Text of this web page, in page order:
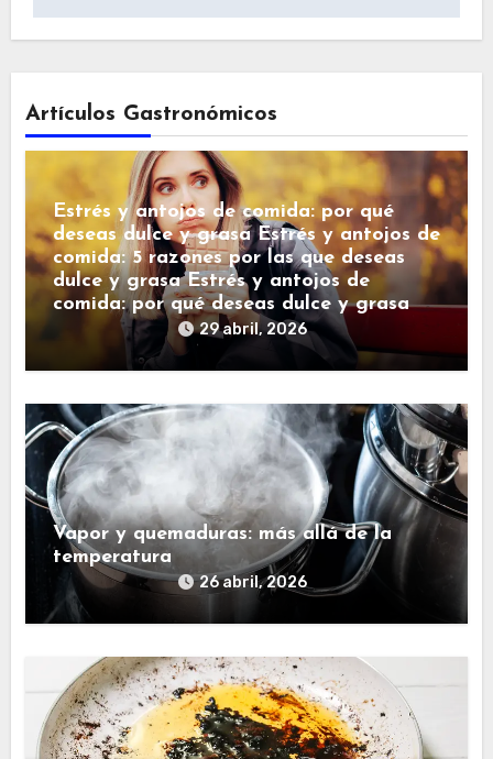
Artículos Gastronómicos
Estrés y antojos de comida: por qué
deseas dulce y grasa Estrés y antojos de
comida: 5 razones por las que deseas
dulce y grasa Estrés y antojos de
comida: por qué deseas dulce y grasa
29 abril, 2026
Vapor y quemaduras: más allá de la
temperatura
26 abril, 2026